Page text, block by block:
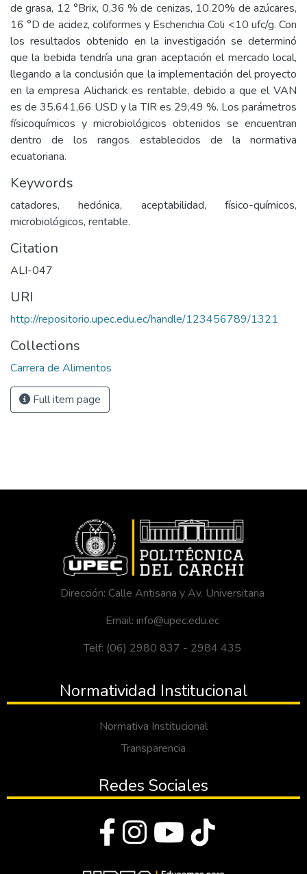
de grasa, 12 °Brix, 0,36 % de cenizas, 10.20% de azúcares,
16 °D de acidez, coliformes y Escherichia Coli <10 ufc/g. Con
los resultados obtenido en la investigación se determinó
que la bebida tendría una gran aceptación el mercado local,
llegando a la conclusión que la implementación del proyecto
en la empresa Alicharick es rentable, debido a que el VAN
es de 35.641,66 USD y la TIR es 29,49 %. Los parámetros
físicoquímicos y microbiológicos obtenidos se encuentran
dentro de los rangos establecidos de la normativa
ecuatoriana.
Keywords
catadores, hedónica, aceptabilidad, físico-químicos,
microbiológicos, rentable.
Citation
ALI-047
URI
http://repositorio.upec.edu.ec/handle/123456789/1321
Collections
Carrera de Alimentos
Full item page
Dirección: Calle Antisana y Av. Universitaria
Email: info@upec.edu.ec
Telf: (06) 2980 837 - 2984 435
Normatividad Institucional
Normativa Institucional
Transparencia
Redes Sociales